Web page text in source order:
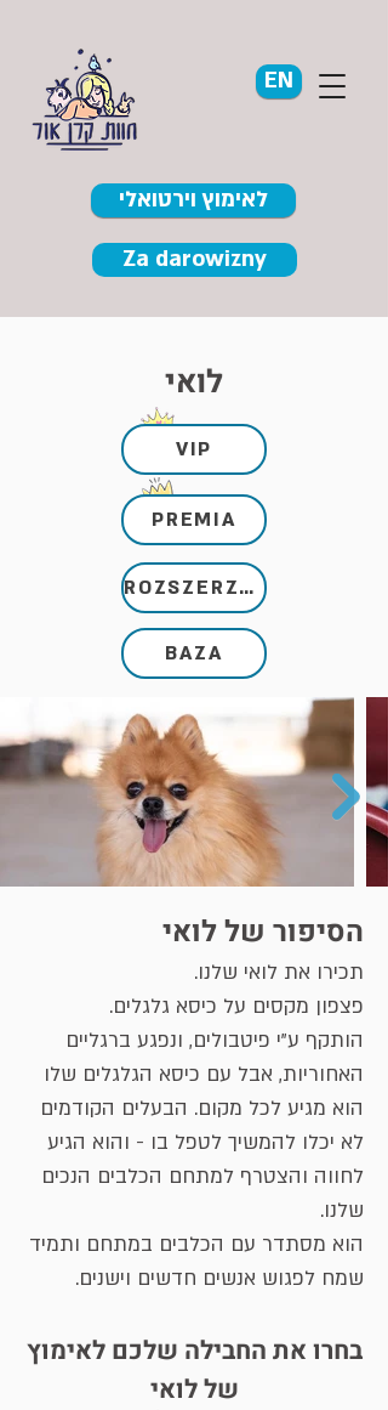
לאימוץ וירטואלי
EN
Za darowizny
לואי
VIP
PREMIA
ROZSZERZONY
BAZA
הסיפור של לואי
תכירו את לואי שלנו.
פצפון מקסים על כיסא גלגלים.
הותקף ע"י פיטבולים, ונפגע ברגליים
האחוריות, אבל עם כיסא הגלגלים שלו
הוא מגיע לכל מקום. הבעלים הקודמים
לא יכלו להמשיך לטפל בו - והוא הגיע
לחווה והצטרף למתחם הכלבים הנכים
שלנו.
הוא מסתדר עם הכלבים במתחם ותמיד
שמח לפגוש אנשים חדשים וישנים.
בחרו את החבילה שלכם לאימוץ
של לואי